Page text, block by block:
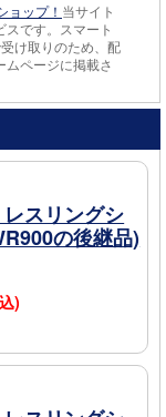
ョップ！ 当サイト
です。スマート
け取りのため、配
ページに掲載さ
スリングシ
の後継品)
)